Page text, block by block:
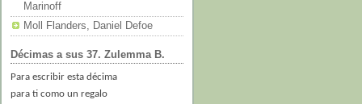
Marinoff
Moll Flanders, Daniel Defoe
Décimas a sus 37. Zulemma B.
Para escribir esta décima
para ti como un regalo